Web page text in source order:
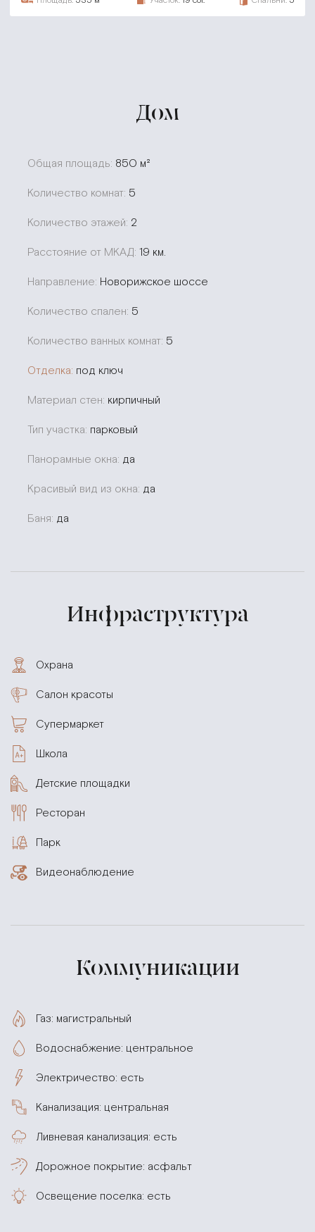
Дом
Общая площадь: 850 м²
Количество комнат: 5
Количество этажей: 2
Расстояние от МКАД: 19 км.
Направление: Новорижское шоссе
Количество спален: 5
Количество ванных комнат: 5
Отделка: под ключ
Материал стен: кирпичный
Тип участка: парковый
Панорамные окна: да
Красивый вид из окна: да
Баня: да
Инфраструктура
Охрана
Салон красоты
Супермаркет
Школа
Детские площадки
Ресторан
Парк
Видеонаблюдение
Коммуникации
Газ: магистральный
Водоснабжение: центральное
Электричество: есть
Канализация: центральная
Ливневая канализация: есть
Дорожное покрытие: асфальт
Освещение поселка: есть